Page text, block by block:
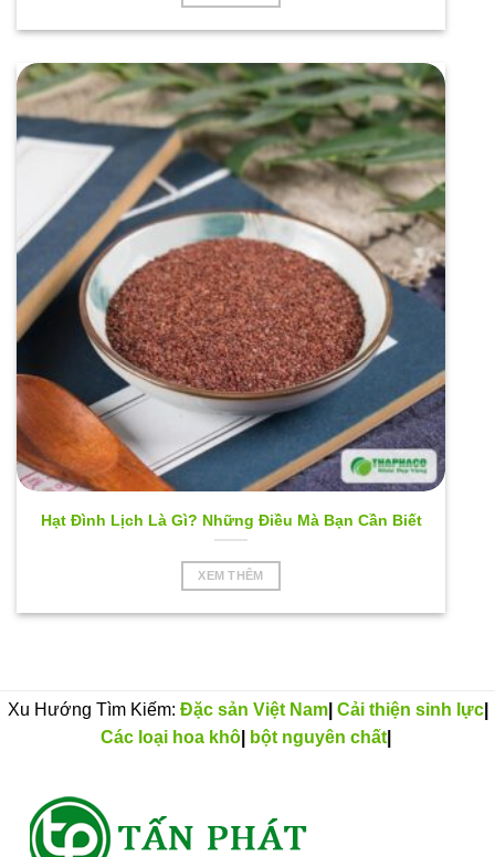
Hạt Đình Lịch Là Gì? Những Điều Mà Bạn Cần Biết
XEM THÊM
Xu Hướng Tìm Kiếm: Đặc sản Việt Nam| Cải thiện sinh lực|
Các loại hoa khô| bột nguyên chất|